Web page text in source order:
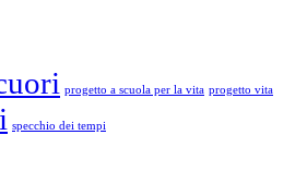
progetto a scuola per la vita progetto vita
specchio dei tempi